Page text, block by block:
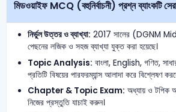
মিডওয়াইফ MCQ (বহুনির্বাচনী) প্রশ্ন ব্যাংকটি
নির্ভুল উত্তর ও ব্যাখ্যা: 2017 সালের (DGNM
পেছনের লজিক ও সহজ ব্যাখ্যা যুক্ত করা হয়েছে।
Topic Analysis: বাংলা, English, গণিত,
প্রতিটি বিষয়ের পারফরম্যান্স আলাদা করে বিশ্লেষণ
Chapter & Topic Exam: অধ্যায় ও টপিক
নিজের প্রস্তুতি যাচাই করুন।